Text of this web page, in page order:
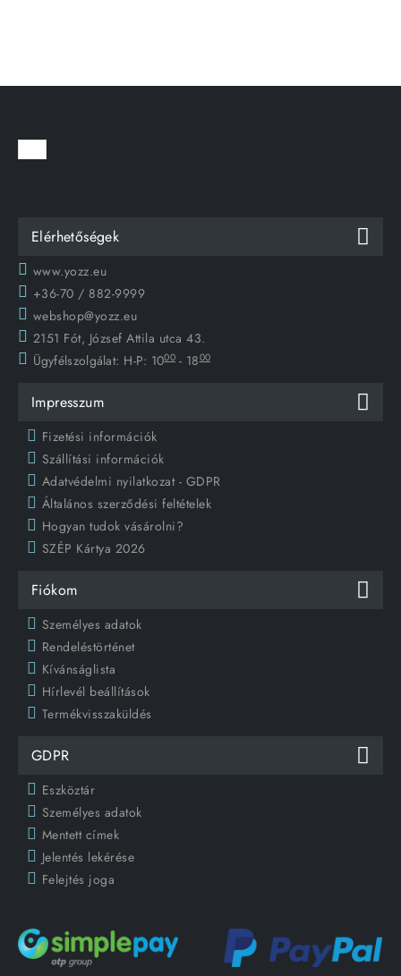
Elérhetőségek
www.yozz.eu
+36-70 / 882-9999
webshop@yozz.eu
2151 Fót, József Attila utca 43.
Ügyfélszolgálat: H-P: 1000 - 1800
Impresszum
Fizetési információk
Szállítási információk
Adatvédelmi nyilatkozat - GDPR
Általános szerződési feltételek
Hogyan tudok vásárolni?
SZÉP Kártya 2026
Fiókom
Személyes adatok
Rendeléstörténet
Kívánságlista
Hírlevél beállítások
Termékvisszaküldés
GDPR
Eszköztár
Személyes adatok
Mentett címek
Jelentés lekérése
Felejtés joga